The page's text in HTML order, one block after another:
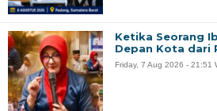
Ketika Seorang
Depan Kota dari
Friday, 7 Aug 2026 - 21:51